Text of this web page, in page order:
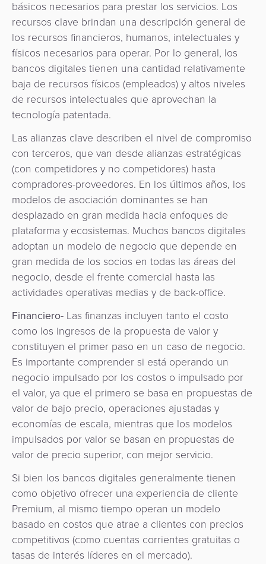
básicos necesarios para prestar los servicios. Los
recursos clave brindan una descripción general de
los recursos financieros, humanos, intelectuales y
físicos necesarios para operar. Por lo general, los
bancos digitales tienen una cantidad relativamente
baja de recursos físicos (empleados) y altos niveles
de recursos intelectuales que aprovechan la
tecnología patentada.
Las alianzas clave describen el nivel de compromiso
con terceros, que van desde alianzas estratégicas
(con competidores y no competidores) hasta
compradores-proveedores. En los últimos años, los
modelos de asociación dominantes se han
desplazado en gran medida hacia enfoques de
plataforma y ecosistemas. Muchos bancos digitales
adoptan un modelo de negocio que depende en
gran medida de los socios en todas las áreas del
negocio, desde el frente comercial hasta las
actividades operativas medias y de back-office.
Financiero- Las finanzas incluyen tanto el costo
como los ingresos de la propuesta de valor y
constituyen el primer paso en un caso de negocio.
Es importante comprender si está operando un
negocio impulsado por los costos o impulsado por
el valor, ya que el primero se basa en propuestas de
valor de bajo precio, operaciones ajustadas y
economías de escala, mientras que los modelos
impulsados ​​por valor se basan en propuestas de
valor de precio superior, con mejor servicio.
Si bien los bancos digitales generalmente tienen
como objetivo ofrecer una experiencia de cliente
Premium, al mismo tiempo operan un modelo
basado en costos que atrae a clientes con precios
competitivos (como cuentas corrientes gratuitas o
tasas de interés líderes en el mercado).